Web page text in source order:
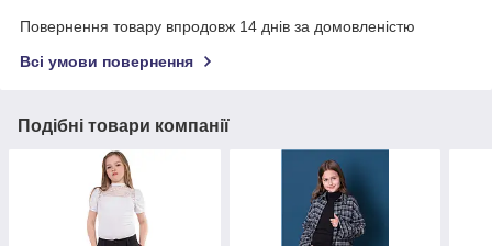
Повернення товару впродовж 14 днів за домовленістю
Всі умови повернення
Подібні товари компанії